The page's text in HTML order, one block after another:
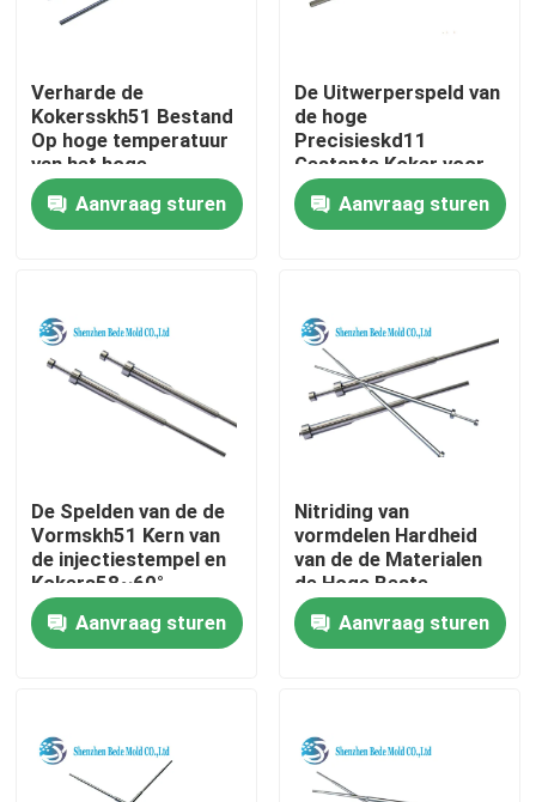
Huis
Producten
Fabrieksreis
Kwaliteitscontrole
Nieuws
Verzoek om een Citaat
Gidspijler en Ringen
Verharde de
Kokersskh51 Bestand
Op hoge temperatuur
van het hoge
snelheidsstaal
Aanvraag sturen
De Uitwerperspeld van
de hoge
Precisieskd11
Gestapte Koker voor
Plastic Injectievorm
Aanvraag sturen
De Spelden van de de
Vormskh51 Kern van
de injectiestempel en
Kokers58~60°
Hardheidsoem/ODM
Aanvraag sturen
Nitriding van
vormdelen Hardheid
van de de Materialen
de Hoge Beste
Intensiteit van de
Uitwerperkoker
SKD61
Aanvraag sturen